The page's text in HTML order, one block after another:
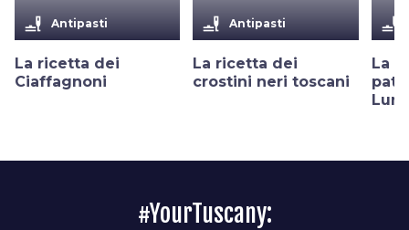
brunch_dining Antipasti
La ricetta dei
Ciaffagnoni
brunch_dining Antipasti
La ricetta dei
crostini neri toscani
brunch_dining
La
#YourTuscany: